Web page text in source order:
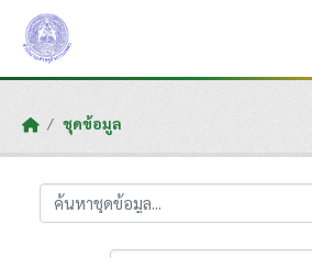
Skip to main content
ชุดข้อมูล